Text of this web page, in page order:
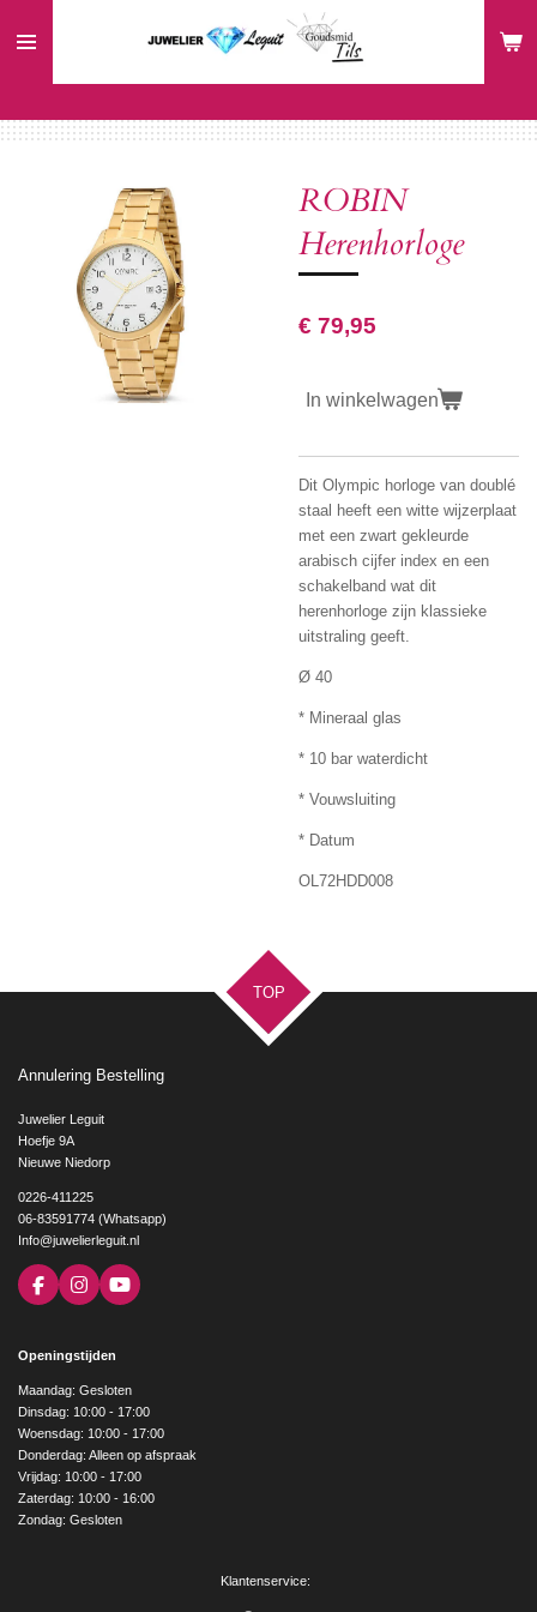
direct
hoofdinhoud
ROBIN
Herenhorloge
€ 79,95
In winkelwagen
Dit Olympic horloge van doublé
staal heeft een witte wijzerplaat
met een zwart gekleurde
arabisch cijfer index en een
schakelband wat dit
herenhorloge zijn klassieke
uitstraling geeft.
Ø 40
* Mineraal glas
* 10 bar waterdicht
* Vouwsluiting
* Datum
OL72HDD008
TOP
Annulering Bestelling
Juwelier Leguit
Hoefje 9A
Nieuwe Niedorp
0226-411225
06-83591774 (Whatsapp)
Info@juwelierleguit.nl
F
a
b
o
k
I
n
a
g
r
a
m
Y
o
e
Openingstijden
Maandag: Gesloten
Dinsdag: 10:00 - 17:00
Woensdag: 10:00 - 17:00
Donderdag: Alleen op afspraak
Vrijdag: 10:00 - 17:00
Zaterdag: 10:00 - 16:00
Zondag: Gesloten
Klantenservice: